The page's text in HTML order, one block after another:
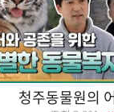
청주동물원의